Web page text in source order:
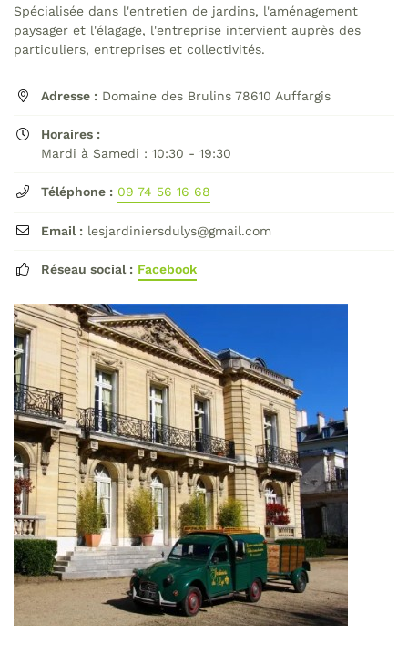
Inscription
Spécialisée dans l'entretien de jardins, l'aménagement
paysager et l'élagage, l'entreprise intervient auprès des
particuliers, entreprises et collectivités.
 Adresse : Domaine des Brulins 78610 Auffargis

Horaires :
Mardi à Samedi : 10:30 - 19:30
 Téléphone : 09 74 56 16 68
 Email : lesjardiniersdulys@gmail.com
 Réseau social : Facebook